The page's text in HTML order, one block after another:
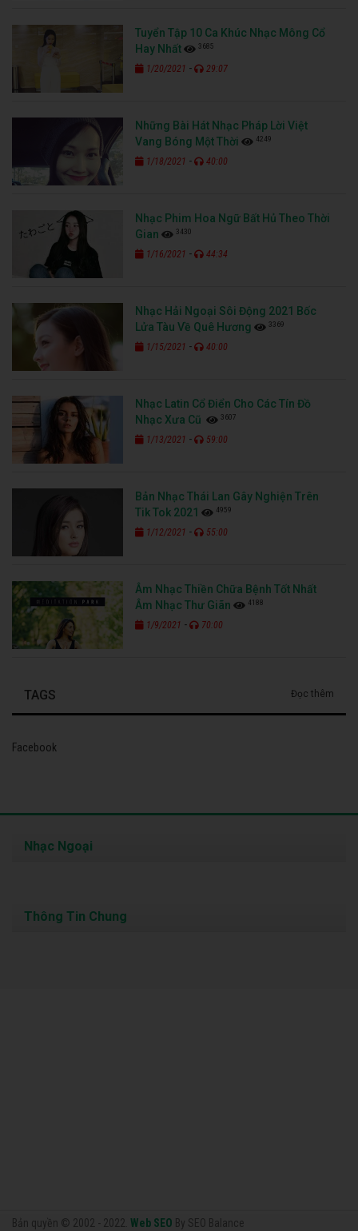
Tuyển Tập 10 Ca Khúc Nhạc Mông Cổ
Hay Nhất
3685
1/20/2021 - 29:07
Những Bài Hát Nhạc Pháp Lời Việt
Vang Bóng Một Thời
4249
1/18/2021 - 40:00
Nhạc Phim Hoa Ngữ Bất Hủ Theo Thời
Gian
3430
1/16/2021 - 44:34
Nhạc Hải Ngoại Sôi Động 2021 Bốc
Lửa Tàu Về Quê Hương
3369
1/15/2021 - 40:00
Nhạc Latin Cổ Điển Cho Các Tín Đồ
Nhạc Xưa Cũ
3607
1/13/2021 - 59:00
Bản Nhạc Thái Lan Gây Nghiện Trên
Tik Tok 2021
4959
1/12/2021 - 55:00
Âm Nhạc Thiền Chữa Bệnh Tốt Nhất
Âm Nhạc Thư Giãn
4188
1/9/2021 - 70:00
TAGS Đọc thêm
Facebook
Bản quyền © 2002 - 2022. Web SEO By SEO Balance
Nhạc Ngoại
Thông Tin Chung